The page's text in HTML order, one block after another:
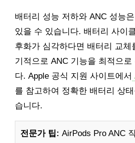
배터리 성능 저하와 ANC 성능
있을 수 있습니다. 배터리 사이
후화가 심각하다면 배터리 교
기적으로 ANC 기능을 최적으로
다. Apple 공식 지원 사이트에서
를 참고하여 정확한 배터리 상
습니다.
전문가 팁: AirPods Pro ANC